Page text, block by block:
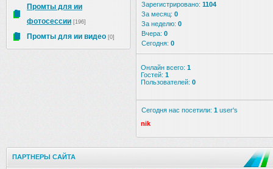
Промты для ии
фотосессии [196]
Промты для ии видео [0]
Зарегистрировано: 1104
За месяц: 0
За неделю: 0
Вчера: 0
Сегодня: 0
Онлайн всего: 1
Гостей: 1
Пользователей: 0
Сегодня нас посетили: 1 user's
nik
ПАРТНЕРЫ САЙТА